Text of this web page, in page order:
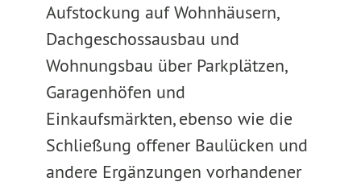
Aufstockung auf Wohnhäusern,
Dachgeschossausbau und
Wohnungsbau über Parkplätzen,
Garagenhöfen und
Einkaufsmärkten, ebenso wie die
Schließung offener Baulücken und
andere Ergänzungen vorhandener